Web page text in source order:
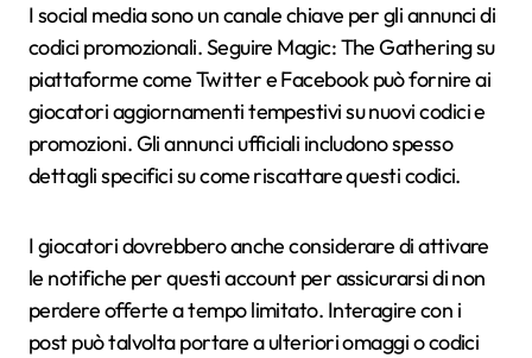
I social media sono un canale chiave per gli annunci di
codici promozionali. Seguire Magic: The Gathering su
piattaforme come Twitter e Facebook può fornire ai
giocatori aggiornamenti tempestivi su nuovi codici e
promozioni. Gli annunci ufficiali includono spesso
dettagli specifici su come riscattare questi codici.
I giocatori dovrebbero anche considerare di attivare
le notifiche per questi account per assicurarsi di non
perdere offerte a tempo limitato. Interagire con i
post può talvolta portare a ulteriori omaggi o codici